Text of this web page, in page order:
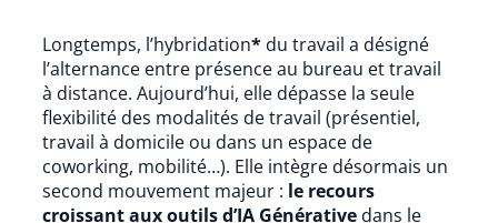
Longtemps, l’hybridation* du travail a désigné
l’alternance entre présence au bureau et travail
à distance. Aujourd’hui, elle dépasse la seule
flexibilité des modalités de travail (présentiel,
travail à domicile ou dans un espace de
coworking, mobilité…). Elle intègre désormais un
second mouvement majeur : le recours
croissant aux outils d’IA Générative dans le